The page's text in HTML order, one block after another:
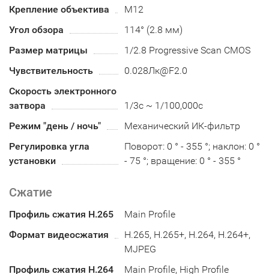
Крепление объектива
М12
Угол обзора
114° (2.8 мм)
Размер матрицы
1/2.8 Progressive Scan CMOS
Чувствительность
0.028Лк@F2.0
Скорость электронного
затвора
1/3с ~ 1/100,000с
Режим "день / ночь"
Механический ИК-фильтр
Регулировка угла
установки
Поворот: 0 ° - 355 °; наклон: 0 °
- 75 °; вращение: 0 ° - 355 °
Сжатие
Профиль сжатия H.265
Main Profile
Формат видеосжатия
H.265, H.265+, H.264, H.264+,
MJPEG
Профиль сжатия H.264
Main Profile, High Profile